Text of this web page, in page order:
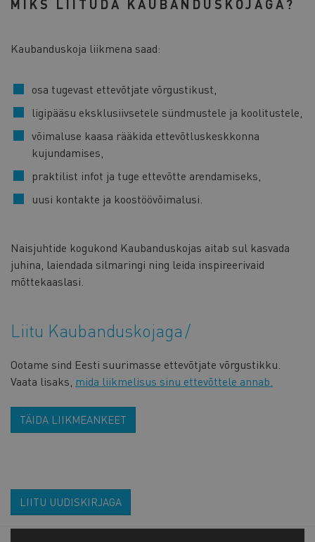
MIKS LIITUDA KAUBANDUSKOJAGA?
Kaubanduskoja liikmena saad:
osa tugevast ettevõtjate võrgustikust,
ligipääsu eksklusiivsetele sündmustele ja koolitustele,
võimaluse kaasa rääkida ettevõtluskeskkonna
kujundamises,
praktilist infot ja tuge ettevõtte arendamiseks,
uusi kontakte ja koostöövõimalusi.
Naisjuhtide kogukond Kaubanduskojas aitab sul kasvada
juhina, laiendada silmaringi ning leida inspireerivaid
mõttekaaslasi.
Liitu Kaubanduskojaga
Ootame sind Eesti suurimasse ettevõtjate võrgustikku.
Vaata lisaks, mida liikmelisus sinu ettevõttele annab.
TÄIDA LIIKMEANKEET
LIITU UUDISKIRJAGA